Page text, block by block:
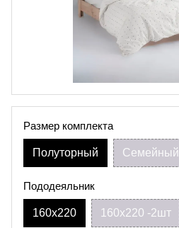
Размер комплекта
Полуторный Семейный
Пододеяльник
160х220 160х220 -2шт